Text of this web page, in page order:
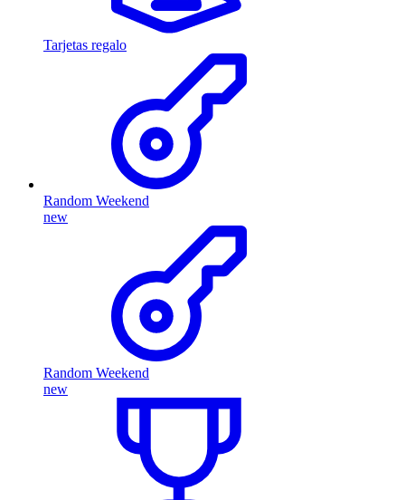
Tarjetas regalo
Random Weekend
new
Random Weekend
new